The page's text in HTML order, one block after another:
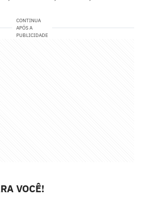
CONTINUA
APÓS A
PUBLICIDADE
VOCÊ!